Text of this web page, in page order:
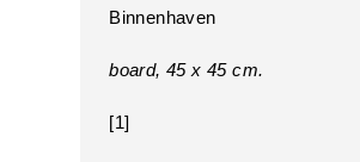
Binnenhaven
board, 45 x 45 cm.
[1]